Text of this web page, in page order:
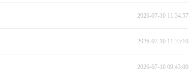
2026-07-10 11:34:57
2026-07-10 11:33:10
2026-07-10 09:43:00